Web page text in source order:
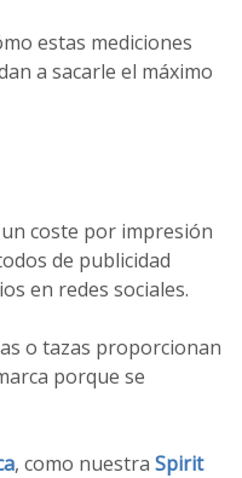
estas mediciones
a sacarle el máximo
coste por impresión
de publicidad
en redes sociales.
o tazas proporcionan
porque se
, como nuestra Spirit